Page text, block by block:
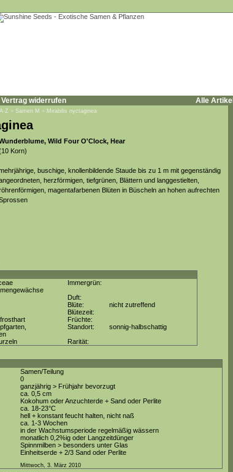
Vertrag widerrufen Alle Artikel
Z » Samen M » Mirabilis nyctaginea
Wild Four O'Clock, Hear
Korn)
buschige, knollenbildende Staude bis zu 1 m mit gegenständig
herzförmigen, tiefgrünen, Blättern und langgestielten,
magentafarbenen Blüten in Büscheln an hohen aufrechten
Immergrün:
Duft:
Blüte:
nicht zutreffend
Blütezeit:
Früchte:
Standort:
sonnig-halbschattig
Rarität:
Samen/Teilung
0
ganzjährig > Frühjahr bevorzugt
ca. 0,5 cm
Kokohum oder Anzuchterde + Sand oder Perlite
ca. 18-23°C
hell + konstant feucht halten, nicht naß
ca. 1-3 Wochen
in der Wachstumsperiode regelmäßig wässern
monatlich 0,2%ig oder Langzeitdünger
Spinnmilben > besonders unter Glas
Einheitserde + 2/3 Sand oder Perlite
Mittwoch, 3. März 2010